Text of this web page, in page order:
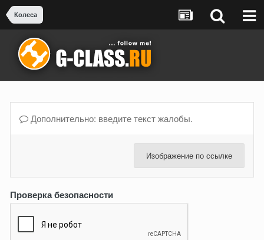
Колеса
Дополнительно: введите текст жалобы.
Изображение по ссылке
Проверка безопасности